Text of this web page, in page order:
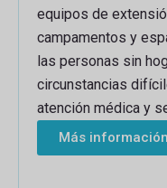
equipos de
campamentos y
las personas sin
circunstancias
atención médica y
Más